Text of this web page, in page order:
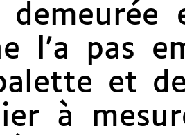
demeurée
l’a pas
et
à